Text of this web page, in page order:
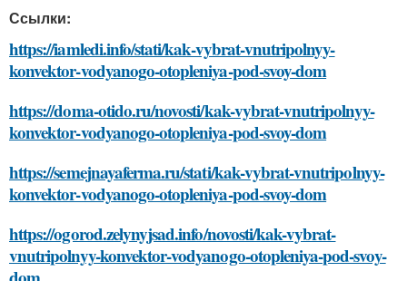
Ссылки:
https://iamledi.info/stati/kak-vybrat-vnutripolnyy-
konvektor-vodyanogo-otopleniya-pod-svoy-dom
https://doma-otido.ru/novosti/kak-vybrat-vnutripolnyy-
konvektor-vodyanogo-otopleniya-pod-svoy-dom
https://semejnayaferma.ru/stati/kak-vybrat-vnutripolnyy-
konvektor-vodyanogo-otopleniya-pod-svoy-dom
https://ogorod.zelynyjsad.info/novosti/kak-vybrat-
vnutripolnyy-konvektor-vodyanogo-otopleniya-pod-svoy-